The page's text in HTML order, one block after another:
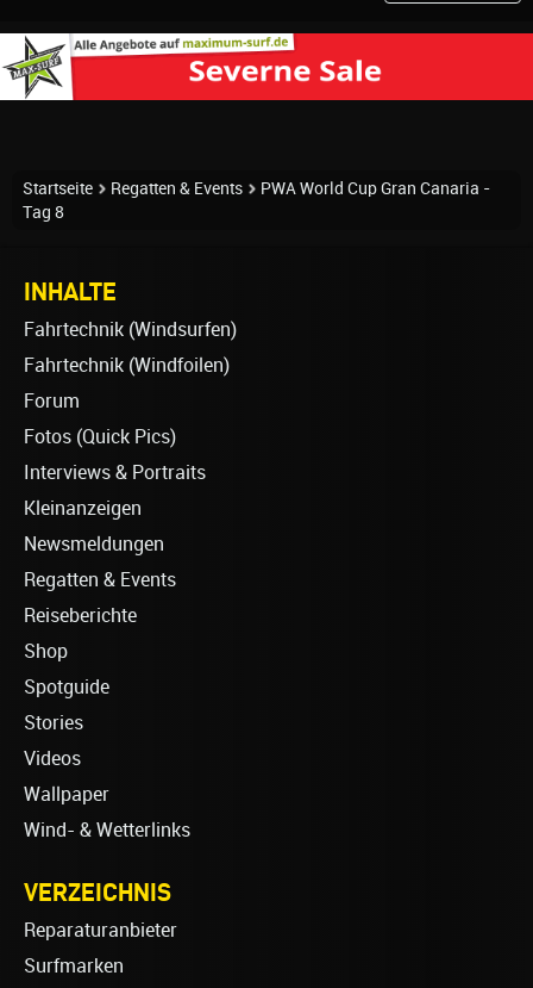
Startseite Regatten & Events
PWA World Cup Gran Canaria -
Tag 8
INHALTE
Fahrtechnik (Windsurfen)
Fahrtechnik (Windfoilen)
Forum
Fotos (Quick Pics)
Interviews & Portraits
Kleinanzeigen
Newsmeldungen
Regatten & Events
Reiseberichte
Shop
Spotguide
Stories
Videos
Wallpaper
Wind- & Wetterlinks
VERZEICHNIS
Reparaturanbieter
Surfmarken